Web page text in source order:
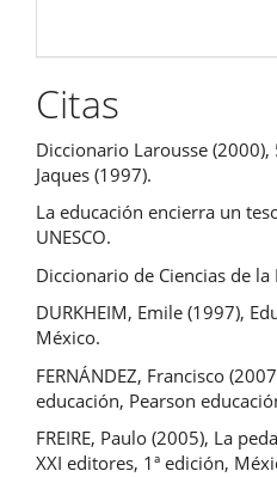
Citas
Diccionario Larousse
Jaques (1997).
La educación encierra un
UNESCO.
Diccionario de Ciencias de la
DURKHEIM, Emile (1997),
México.
FERNÁNDEZ, Francisco
educación, Pearson
FREIRE, Paulo (2005), La
XXI editores, 1ª edición,